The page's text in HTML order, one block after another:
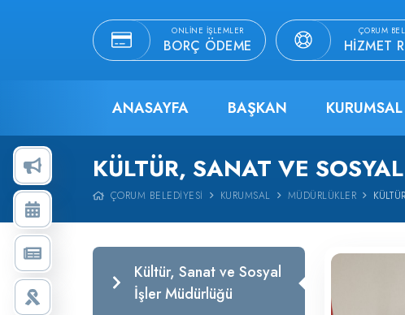
ONLINE İŞLEMLER
BORÇ ÖDEME
ÇORUM
HIZMET
ANASAYFA BAŞKAN KURUMSAL
KÜLTÜR, SANAT VE
ÇORUM BELEDIYESI KURUMSAL MÜDÜRLÜKLER
Kültür, Sanat ve Sosyal
İşler Müdürlüğü